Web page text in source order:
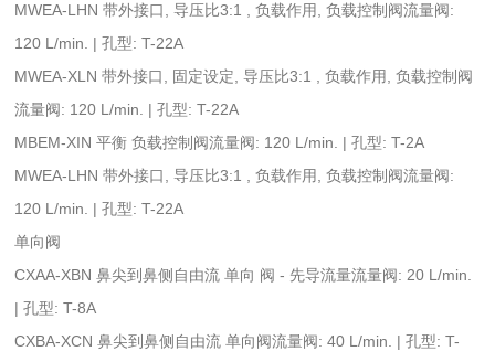
MWEA-LHN 带外接口, 导压比3:1 , 负载作用, 负载控制阀流量阀:
120 L/min. | 孔型: T-22A
MWEA-XLN 带外接口, 固定设定, 导压比3:1 , 负载作用, 负载控制阀
流量阀: 120 L/min. | 孔型: T-22A
MBEM-XIN 平衡 负载控制阀流量阀: 120 L/min. | 孔型: T-2A
MWEA-LHN 带外接口, 导压比3:1 , 负载作用, 负载控制阀流量阀:
120 L/min. | 孔型: T-22A
单向阀
CXAA-XBN 鼻尖到鼻侧自由流 单向 阀 - 先导流量流量阀: 20 L/min.
| 孔型: T-8A
CXBA-XCN 鼻尖到鼻侧自由流 单向阀流量阀: 40 L/min. | 孔型: T-